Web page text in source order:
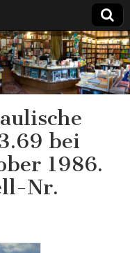
bei
1986.
Nr.